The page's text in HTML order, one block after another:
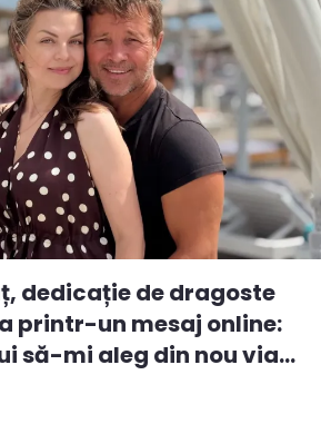
dedicație de dragoste
printr-un mesaj online:
să-mi aleg din nou via...